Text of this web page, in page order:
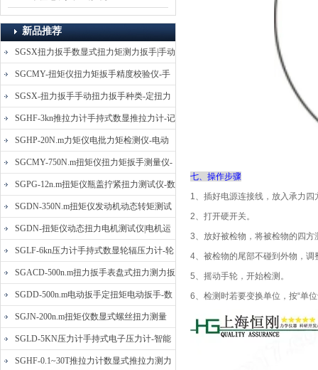
新品推荐
SGSX扭力扳手数显式扭力矩测力扳手|手动
定扭矩检测扳手
SGCMY-扭矩仪扭力矩扳手精度校验仪-手
动扳子扭矩校准仪
SGSX-扭力扳手手动扭力扳手种类-定扭力
矩检测扳手价格
SGHF-3kn推拉力计手持式数显推拉力计-记
忆数据拉压力测力计
SGHP-20N.m力矩仪电批力矩检测仪-电动
螺丝批扭力矩测试仪
SGCMY-750N.m扭矩仪扭力矩扳手测量仪-
校准扳手扭力精度测试仪
SGPG-12n.m扭矩仪瓶盖拧紧扭力测试仪-数
显式瓶盖扭力矩仪
SGDN-350N.m扭矩仪发动机动态转矩测试
仪-动态电机扭矩测量仪
SGDN-扭矩仪动态扭力电机测试仪|电机运
转摩擦力扭矩仪
SGLF-6kn压力计手持式数显轮辐压力计-轮
辐称重压力测力计
SGACD-500n.m扭力扳手表盘式扭力测力扳
手-表盘扭力矩检测扳手
SGDD-500n.m电动扳手定扭矩电动扳手-数
显式电动定扭力矩扳手
SGJN-200n.m扭矩仪数显式螺丝扭力测量
仪-螺栓扭力矩测试仪
SGLD-5KN压力计手持式电子压力计-智能
电子式压力测力计
SGHF-0.1~30T推拉力计数显式推拉力测力
七、操作步骤
1、插好电源连接线，放入承力四
2、打开硬开关。
3、放好被检物，将被检物的四
4、被检物的尾部不碰到外物，
5、摇动手轮，开始检测。
6、检测时若要变换单位，按“单